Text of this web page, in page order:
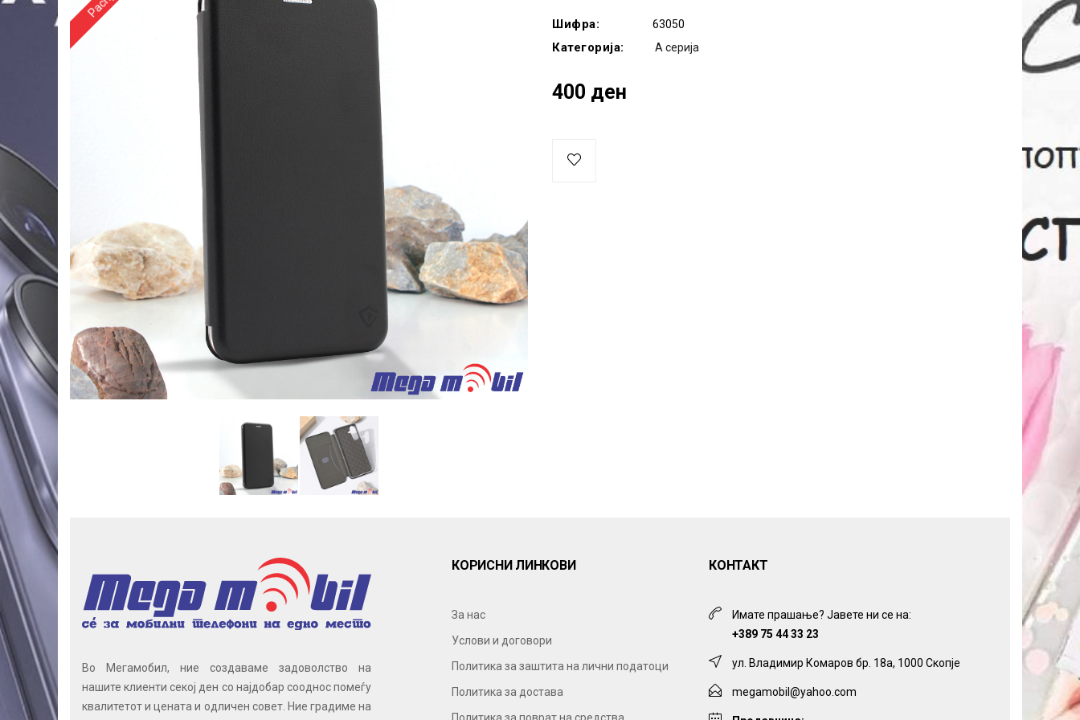
Шифра: 63050
Категорија: A серија
400 ден
Во Мегамобил, ние создаваме задоволство на
нашите клиенти секој ден со најдобар сооднос помеѓу
квалитетот и цената и одличен совет. Ние градиме на
КОРИСНИ ЛИНКОВИ
За нас
Услови и договори
Политика за заштита на лични податоци
Политика за достава
КОНТАКТ
Имате прашање? Јавете ни се на:
+389 75 44 33 23
ул. Владимир Комаров бр. 18а, 1000 Скопје
megamobil@yahoo.com